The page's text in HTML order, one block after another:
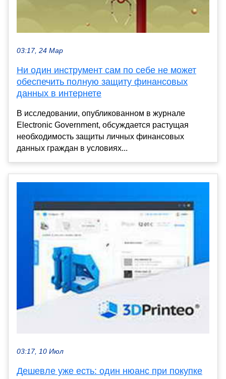
03:17, 24 Мар
Ни один инструмент сам по себе не может
обеспечить полную защиту финансовых
данных в интернете
В исследовании, опубликованном в журнале
Electronic Government, обсуждается растущая
необходимость защиты личных финансовых
данных граждан в условиях...
03:17, 10 Июл
Дешевле уже есть: один нюанс при покупке